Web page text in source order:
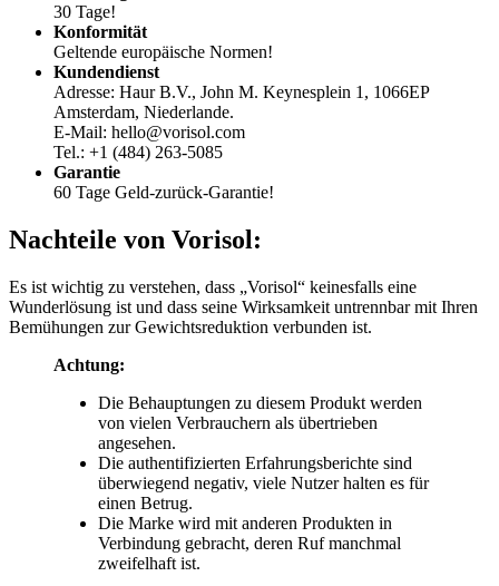
Konformität
Geltende europäische Normen!
Kundendienst
Adresse: Haur B.V., John M. Keynesplein 1, 1066EP
Amsterdam, Niederlande.
E-Mail: hello@vorisol.com
Tel.: +1 (484) 263-5085
Garantie
60 Tage Geld-zurück-Garantie!
Wunderlösung ist und dass seine Wirksamkeit untrennbar mit Ihren
Bemühungen zur Gewichtsreduktion verbunden ist.
von vielen Verbrauchern als übertrieben
angesehen.
Die authentifizierten Erfahrungsberichte sind
überwiegend negativ, viele Nutzer halten es für
einen Betrug.
Die Marke wird mit anderen Produkten in
Verbindung gebracht, deren Ruf manchmal
zweifelhaft ist.